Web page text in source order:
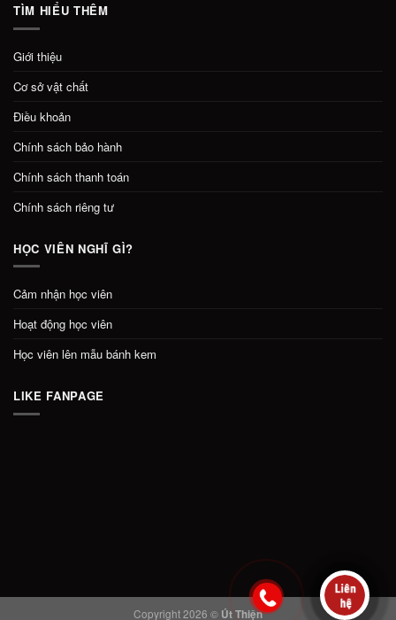
TÌM HIỂU THÊM
Giới thiệu
Cơ sở vật chất
Điều khoản
Chính sách bảo hành
Chính sách thanh toán
Chính sách riêng tư
HỌC VIÊN NGHĨ GÌ?
Cảm nhận học viên
Hoạt động học viên
Học viên lên mẫu bánh kem
LIKE FANPAGE
Copyright 2026 © Út Thiện